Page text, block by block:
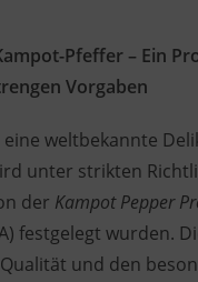
Pfeffer – Ein
Vorgaben
weltbekannte
unter strikten
der Kampot Pepper
festgelegt wurden.
und den